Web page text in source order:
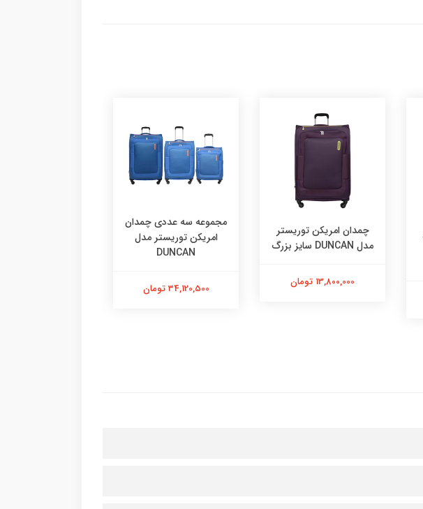
چمدان امریکن توریستر
مدل DUNCAN سایز بزرگ
13,800,000 تومان
مجموعه سه عددی چمدان
امریکن توریستر مدل
DUNCAN
34,120,500 تومان